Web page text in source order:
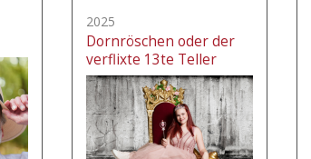
2025
Dornröschen oder der
verflixte 13te Teller